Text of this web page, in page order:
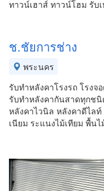
ทาวน์เฮาส์ ทาวน์โฮม รับ
ช.ชัยการช่าง
พระนคร
รับทำหลังคาโรงรถ โรง
รับทำหลังคากันสาดทุกช
หลังคาไวนิล หลังคาดีไล
เนียม ระแนงไม้เทียม พื้นไ